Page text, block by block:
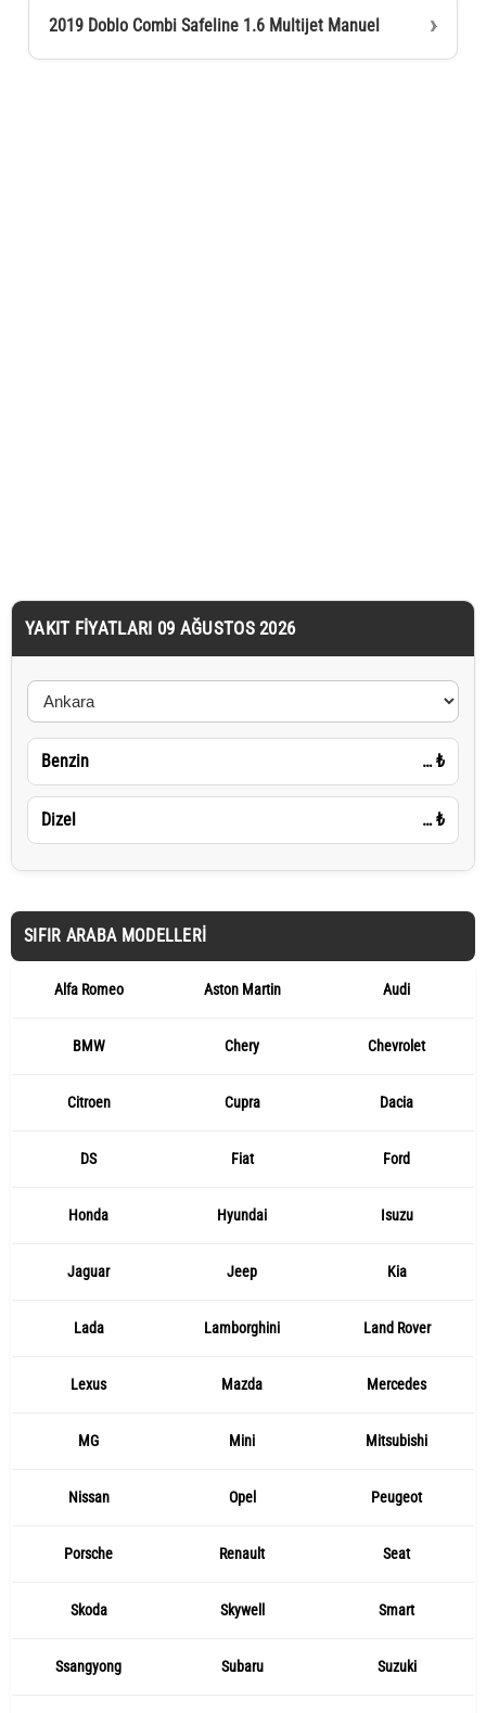
2019 Doblo Combi Safeline 1.6 Multijet Manuel
YAKIT FIYATLARI 09 AĞUSTOS 2026
Benzin … ₺
Dizel … ₺
SIFIR ARABA MODELLERI
Alfa Romeo Aston Martin Audi
BMW Chery Chevrolet
Citroen Cupra Dacia
DS Fiat Ford
Honda Hyundai Isuzu
Jaguar Jeep Kia
Lada Lamborghini Land Rover
Lexus Mazda Mercedes
MG Mini Mitsubishi
Nissan Opel Peugeot
Porsche Renault Seat
Skoda Skywell Smart
Ssangyong Subaru Suzuki